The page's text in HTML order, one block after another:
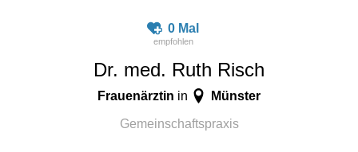
0 Mal
Dr. med. Ruth Risch
Frauenärztin in Münster
Gemeinschaftspraxis